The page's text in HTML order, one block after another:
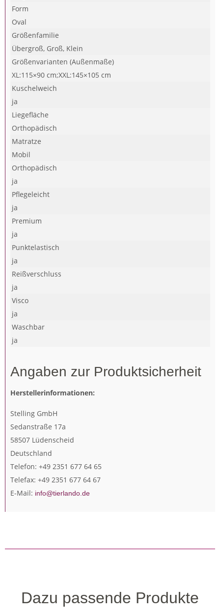
Form
Oval
Größenfamilie
Übergroß, Groß, Klein
Größenvarianten (Außenmaße)
XL:115×90 cm;XXL:145×105 cm
Kuschelweich
ja
Liegefläche
Orthopädisch
Matratze
Mobil
Orthopädisch
ja
Pflegeleicht
ja
Premium
ja
Punktelastisch
ja
Reißverschluss
ja
Visco
ja
Waschbar
ja
Angaben zur Produktsicherheit
Herstellerinformationen:
Stelling GmbH
Sedanstraße 17a
58507 Lüdenscheid
Deutschland
Telefon: +49 2351 677 64 65
Telefax: +49 2351 677 64 67
E-Mail: info@tierlando.de
Dazu passende Produkte